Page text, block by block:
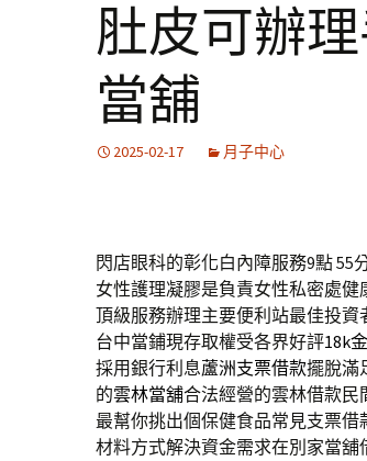
肚皮可辦
當舖
2025-02-17 月子中心
閃店眼科的彰化白內障服務9點 55
女性護理凝膠是負責女性私密處
頂級服務辦理主要便利站最佳投資
台中當鋪現存取權受各界好評18k
採用銀行利息蘆洲支票借款擺脫滿
的雲林當舖合法經營的雲林借款民
最幫你挑出個保健食品常見支票借
材料方式解決資金需求在別家當舖